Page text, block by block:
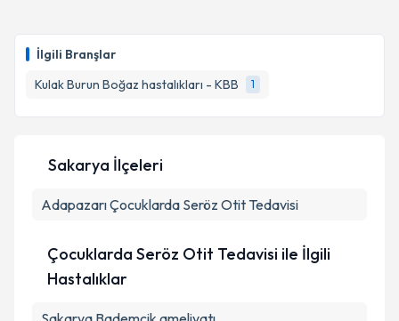
İlgili Branşlar
Kulak Burun Boğaz hastalıkları - KBB
1
Sakarya İlçeleri
AdapazarıÇocuklarda Seröz Otit Tedavisi
Çocuklarda Seröz Otit Tedavisi ile İlgili
Hastalıklar